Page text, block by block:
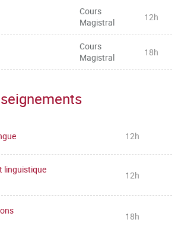
Cours
Magistral
12h
Cours
Magistral
18h
12h
linguistique
12h
18h